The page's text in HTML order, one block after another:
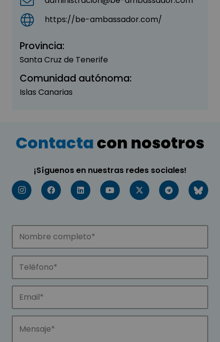
https://be-ambassador.com/
Provincia:
Santa Cruz de Tenerife
Comunidad autónoma:
Islas Canarias
Contactacon nosotros
¡Síguenos en nuestras redes sociales!